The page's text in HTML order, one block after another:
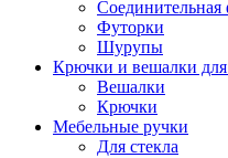
Соединительная
Футорки
Шурупы
Крючки и вешалки
Вешалки
Крючки
Мебельные ручки
Для стекла